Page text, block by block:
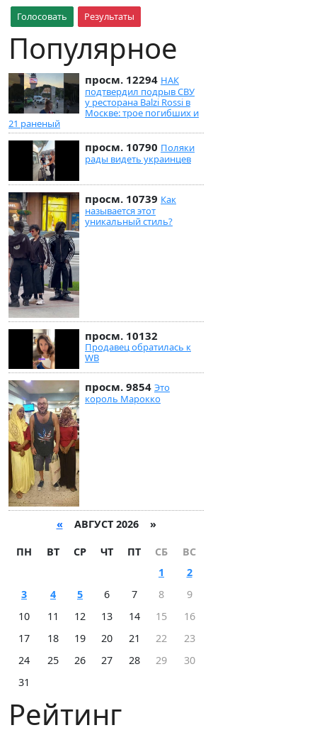
Голосовать Результаты
Популярное
просм. 12294 НАК
подтвердил подрыв СВУ
у ресторана Balzi Rossi в
Москве: трое погибших и
21 раненый
просм. 10790 Поляки
рады видеть украинцев
просм. 10739 Как
называется этот
уникальный стиль?
просм. 10132
Продавец обратилась к
WB
просм. 9854 Это
король Марокко
« АВГУСТ 2026 »
ПН ВТ СР ЧТ ПТ СБ
ВС
1
2
3
4 5 6 7 8
9
10
11 12 13 14 15
16
17
18 19 20 21 22
23
24
25 26 27 28 29
30
31
Рейтинг